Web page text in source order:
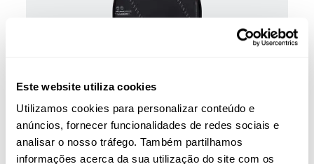
Este website utiliza cookies
Utilizamos cookies para personalizar conteúdo e
anúncios, fornecer funcionalidades de redes sociais e
analisar o nosso tráfego. Também partilhamos
informações acerca da sua utilização do site com os